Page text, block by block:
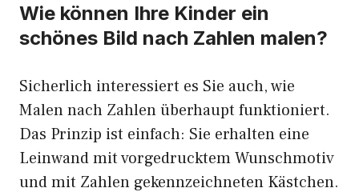
Wie können Ihre Kinder ein
schönes Bild nach Zahlen malen?
Sicherlich interessiert es Sie auch, wie
Malen nach Zahlen überhaupt funktioniert.
Das Prinzip ist einfach: Sie erhalten eine
Leinwand mit vorgedrucktem Wunschmotiv
und mit Zahlen gekennzeichneten Kästchen.